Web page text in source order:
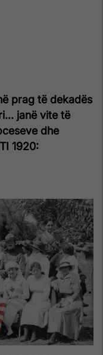
prag të dekadës
janë vite të
dhe
1920: